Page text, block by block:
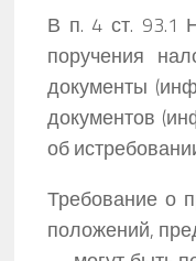
В п. 4 ст. 93.1
поручения
документы
документов
об
Требование о
положений,